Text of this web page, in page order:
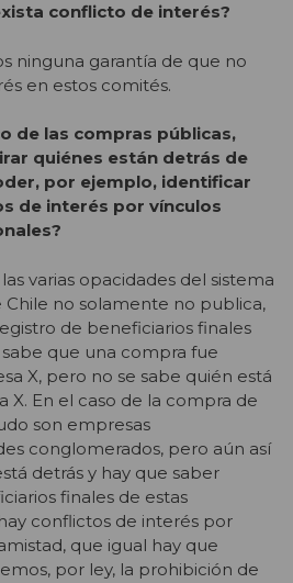
conflicto de interés?
ninguna garantía de que no
en estos comités.
de las compras públicas,
quiénes están detrás de
por ejemplo, identificar
de interés por vínculos
varias opacidades del sistema
no solamente no publica,
de beneficiarios finales
que una compra fue
X, pero no se sabe quién está
X. En el caso de la compra de
son empresas
conglomerados, pero aún así
detrás y hay que saber
finales de estas
conflictos de interés por
que igual hay que
por ley, la prohibición de